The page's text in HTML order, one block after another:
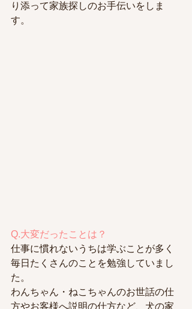
り添って家族探しのお手伝いをしま
す。
Q.大変だったことは？
仕事に慣れないうちは学ぶことが多く
毎日たくさんのことを勉強していまし
た。
わんちゃん・ねこちゃんのお世話の仕
方やお客様へ説明の仕方など、犬の家